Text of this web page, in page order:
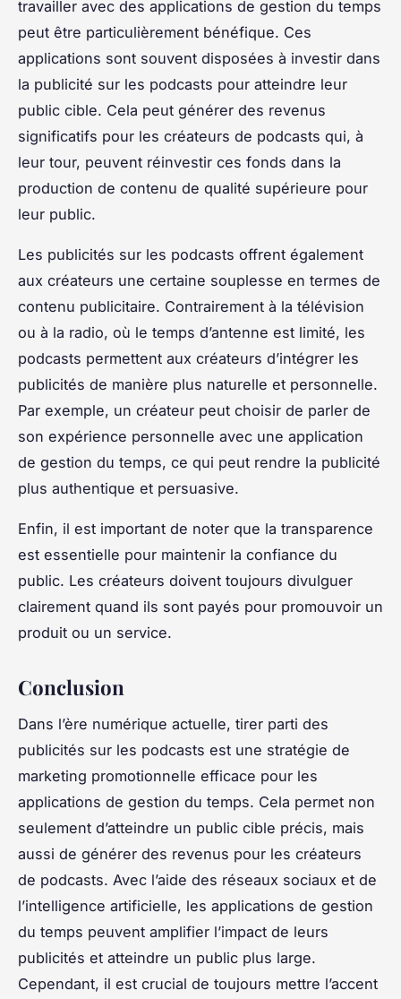
travailler avec des applications de gestion du temps
peut être particulièrement bénéfique. Ces
applications sont souvent disposées à investir dans
la publicité sur les podcasts pour atteindre leur
public cible. Cela peut générer des revenus
significatifs pour les créateurs de podcasts qui, à
leur tour, peuvent réinvestir ces fonds dans la
production de contenu de qualité supérieure pour
leur public.
Les publicités sur les podcasts offrent également
aux créateurs une certaine souplesse en termes de
contenu publicitaire. Contrairement à la télévision
ou à la radio, où le temps d’antenne est limité, les
podcasts permettent aux créateurs d’intégrer les
publicités de manière plus naturelle et personnelle.
Par exemple, un créateur peut choisir de parler de
son expérience personnelle avec une application
de gestion du temps, ce qui peut rendre la publicité
plus authentique et persuasive.
Enfin, il est important de noter que la transparence
est essentielle pour maintenir la confiance du
public. Les créateurs doivent toujours divulguer
clairement quand ils sont payés pour promouvoir un
produit ou un service.
Conclusion
Dans l’ère numérique actuelle, tirer parti des
publicités sur les podcasts est une stratégie de
marketing promotionnelle efficace pour les
applications de gestion du temps. Cela permet non
seulement d’atteindre un public cible précis, mais
aussi de générer des revenus pour les créateurs
de podcasts. Avec l’aide des réseaux sociaux et de
l’intelligence artificielle, les applications de gestion
du temps peuvent amplifier l’impact de leurs
publicités et atteindre un public plus large.
Cependant, il est crucial de toujours mettre l’accent